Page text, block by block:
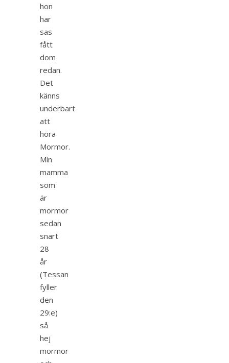
hon
har
sas
fått
dom
redan.
Det
känns
underbart
att
höra
Mormor.
Min
mamma
som
är
mormor
sedan
snart
28
år
(Tessan
fyller
den
29:e)
så
hej
mormor